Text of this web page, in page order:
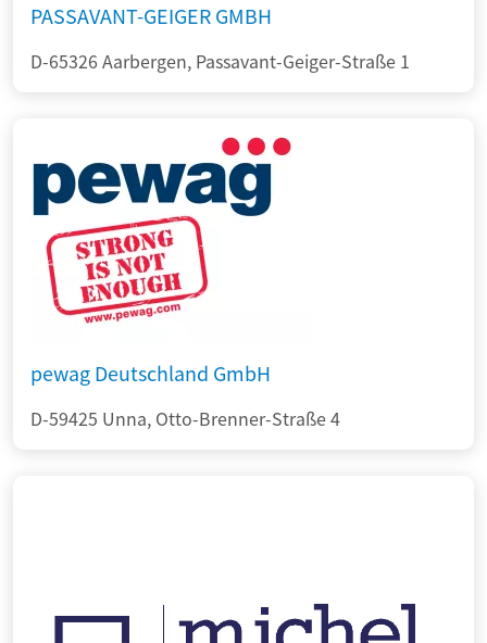
PASSAVANT-GEIGER GMBH
D-65326 Aarbergen, Passavant-Geiger-Straße 1
pewag Deutschland GmbH
D-59425 Unna, Otto-Brenner-Straße 4